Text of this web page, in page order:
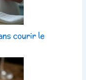
courir le